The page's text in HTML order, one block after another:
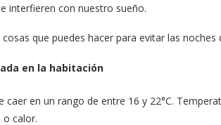
interfieren con nuestro sueño.
que puedes hacer para evitar las noches
en la habitación
en un rango de entre 16 y 22°C.
calor.